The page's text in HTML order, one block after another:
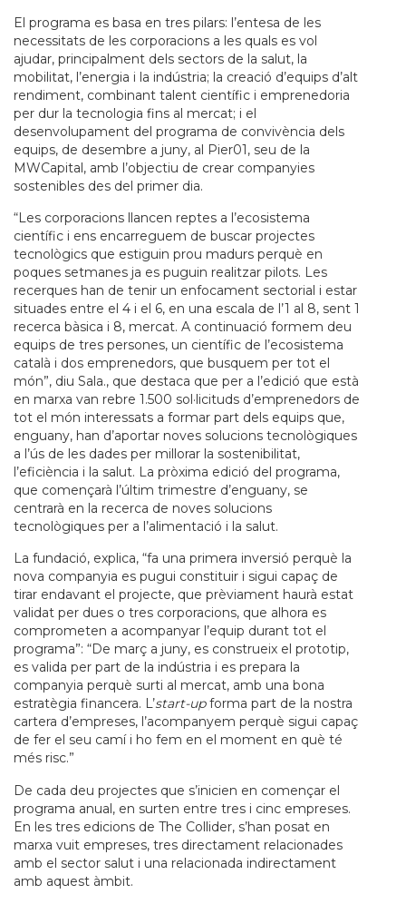
El programa es basa en tres pilars: l’entesa de les
necessitats de les corporacions a les quals es vol
ajudar, principalment dels sectors de la salut, la
mobilitat, l’energia i la indústria; la creació d’equips d’alt
rendiment, combinant talent científic i emprenedoria
per dur la tecnologia fins al mercat; i el
desenvolupament del programa de convivència dels
equips, de desembre a juny, al Pier01, seu de la
MWCapital, amb l’objectiu de crear companyies
sostenibles des del primer dia.
“Les corporacions llancen reptes a l’ecosistema
científic i ens encarreguem de buscar projectes
tecnològics que estiguin prou madurs perquè en
poques setmanes ja es puguin realitzar pilots. Les
recerques han de tenir un enfocament sectorial i estar
situades entre el 4 i el 6, en una escala de l’1 al 8, sent 1
recerca bàsica i 8, mercat. A continuació formem deu
equips de tres persones, un científic de l’ecosistema
català i dos emprenedors, que busquem per tot el
món”, diu Sala., que destaca que per a l’edició que està
en marxa van rebre 1.500 sol·licituds d’emprenedors de
tot el món interessats a formar part dels equips que,
enguany, han d’aportar noves solucions tecnològiques
a l’ús de les dades per millorar la sostenibilitat,
l’eficiència i la salut. La pròxima edició del programa,
que començarà l’últim trimestre d’enguany, se
centrarà en la recerca de noves solucions
tecnològiques per a l’alimentació i la salut.
La fundació, explica, “fa una primera inversió perquè la
nova companyia es pugui constituir i sigui capaç de
tirar endavant el projecte, que prèviament haurà estat
validat per dues o tres corporacions, que alhora es
comprometen a acompanyar l’equip durant tot el
programa”: “De març a juny, es construeix el prototip,
es valida per part de la indústria i es prepara la
companyia perquè surti al mercat, amb una bona
estratègia financera. L’start-upforma part de la nostra
cartera d’empreses, l’acompanyem perquè sigui capaç
de fer el seu camí i ho fem en el moment en què té
més risc.”
De cada deu projectes que s’inicien en començar el
programa anual, en surten entre tres i cinc empreses.
En les tres edicions de The Collider, s’han posat en
marxa vuit empreses, tres directament relacionades
amb el sector salut i una relacionada indirectament
amb aquest àmbit.